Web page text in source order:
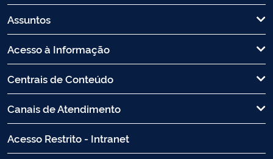
Assuntos
Acesso à Informação
Centrais de Conteúdo
Canais de Atendimento
Acesso Restrito - Intranet